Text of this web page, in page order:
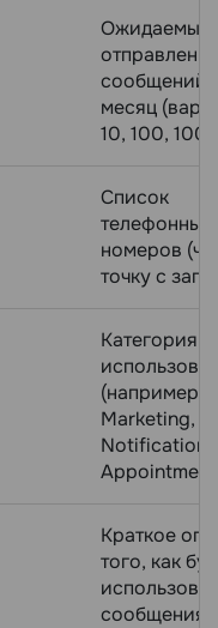
Ожидаемый
сообщений
месяц
10, 100,
Список
телефонных
номеров
точку с
Категория
(например:
Marketing,
Краткое
того, как
сообщения.